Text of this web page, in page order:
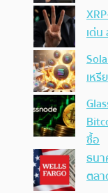
เด่
เห
ซื้อ
ธน
ตลา